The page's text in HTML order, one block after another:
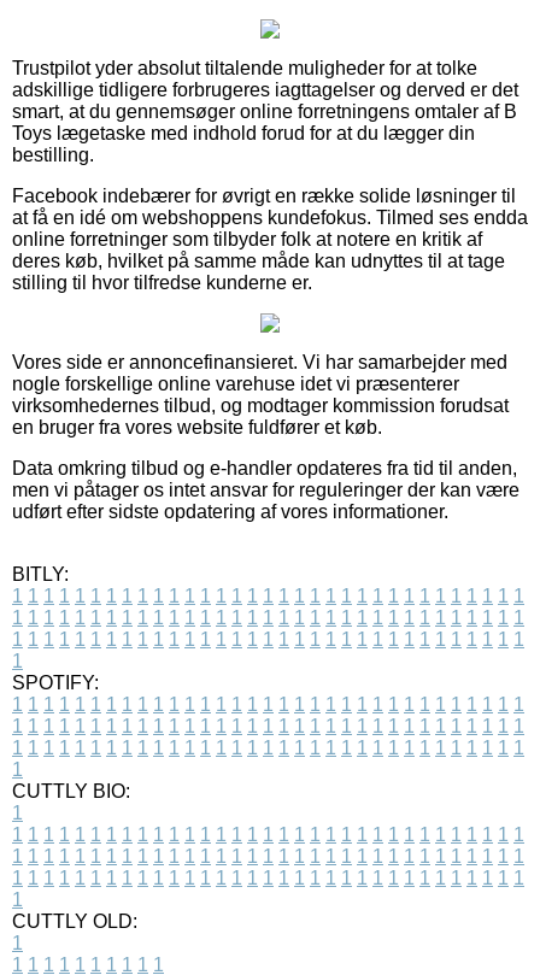
Trustpilot yder absolut tiltalende muligheder for at tolke
adskillige tidligere forbrugeres iagttagelser og derved er det
smart, at du gennemsøger online forretningens omtaler af B
Toys lægetaske med indhold forud for at du lægger din
bestilling.
Facebook indebærer for øvrigt en række solide løsninger til
at få en idé om webshoppens kundefokus. Tilmed ses endda
online forretninger som tilbyder folk at notere en kritik af
deres køb, hvilket på samme måde kan udnyttes til at tage
stilling til hvor tilfredse kunderne er.
Vores side er annoncefinansieret. Vi har samarbejder med
nogle forskellige online varehuse idet vi præsenterer
virksomhedernes tilbud, og modtager kommission forudsat
en bruger fra vores website fuldfører et køb.
Data omkring tilbud og e-handler opdateres fra tid til anden,
men vi påtager os intet ansvar for reguleringer der kan være
udført efter sidste opdatering af vores informationer.
BITLY:
1 1 1 1 1 1 1 1 1 1 1 1 1 1 1 1 1 1 1 1 1 1 1 1 1 1 1 1 1 1 1 1 1
1 1 1 1 1 1 1 1 1 1 1 1 1 1 1 1 1 1 1 1 1 1 1 1 1 1 1 1 1 1 1 1 1
1 1 1 1 1 1 1 1 1 1 1 1 1 1 1 1 1 1 1 1 1 1 1 1 1 1 1 1 1 1 1 1 1
1
SPOTIFY:
1 1 1 1 1 1 1 1 1 1 1 1 1 1 1 1 1 1 1 1 1 1 1 1 1 1 1 1 1 1 1 1 1
1 1 1 1 1 1 1 1 1 1 1 1 1 1 1 1 1 1 1 1 1 1 1 1 1 1 1 1 1 1 1 1 1
1 1 1 1 1 1 1 1 1 1 1 1 1 1 1 1 1 1 1 1 1 1 1 1 1 1 1 1 1 1 1 1 1
1
CUTTLY BIO:
1
1 1 1 1 1 1 1 1 1 1 1 1 1 1 1 1 1 1 1 1 1 1 1 1 1 1 1 1 1 1 1 1 1
1 1 1 1 1 1 1 1 1 1 1 1 1 1 1 1 1 1 1 1 1 1 1 1 1 1 1 1 1 1 1 1 1
1 1 1 1 1 1 1 1 1 1 1 1 1 1 1 1 1 1 1 1 1 1 1 1 1 1 1 1 1 1 1 1 1
1
CUTTLY OLD:
1
1 1 1 1 1 1 1 1 1 1